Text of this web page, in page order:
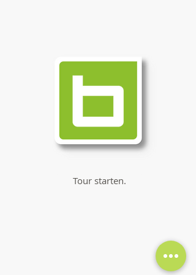
Tour starten.